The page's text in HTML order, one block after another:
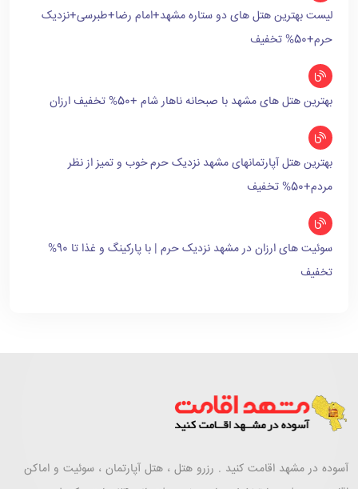
لیست بهترین هتل های دو ستاره مشهد+امام رضا+طبرسی+نزدیک
حرم+50% تخفیف
بهترین هتل های مشهد با صبحانه ناهار شام +50% تخفیف ارزان
بهترین هتل آپارتمانهای مشهد نزدیک حرم خوب و تمیز از نظر
مردم+50% تخفیف
سوئیت های ارزان در مشهد نزدیک حرم | با پارکینگ و غذا تا 90%
تخفیف
آسوده در مشهد اقامت کنید . رزرو هتل ، هتل آپارتمان ، سوئیت و اماکن